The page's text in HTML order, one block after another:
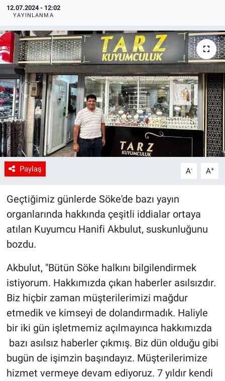
12.07.2024 - 12:02
YAYINLANMA
Paylaş A- A+
Geçtiğimiz günlerde Söke'de bazı yayın
organlarında hakkında çeşitli iddialar ortaya
atılan Kuyumcu Hanifi Akbulut, suskunluğunu
bozdu.
Akbulut, "Bütün Söke halkını bilgilendirmek
istiyorum. Hakkımızda çıkan haberler asılsızdır.
Biz hiçbir zaman müşterilerimizi mağdur
etmedik ve kimseyi de dolandırmadık. Haliyle
bir iki gün işletmemiz açılmayınca hakkımızda
bazı asılsız haberler çıkmış. Biz dün olduğu gibi
bugün de işimzin başındayız. Müşterilerimize
hizmet vermeye devam ediyoruz. 7 yıldır kendi